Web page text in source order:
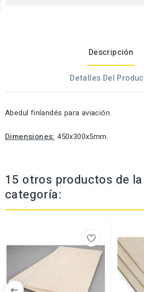
Descripción
Detalles Del
Abedul finlandés para aviación.
Dimensiones: 450x300x5mm.
15 otros productos de
categoría: